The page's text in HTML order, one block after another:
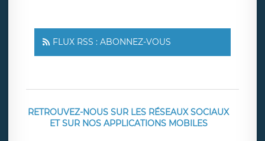
FLUX RSS : ABONNEZ-VOUS
RETROUVEZ-NOUS SUR LES RÉSEAUX SOCIAUX
ET SUR NOS APPLICATIONS MOBILES